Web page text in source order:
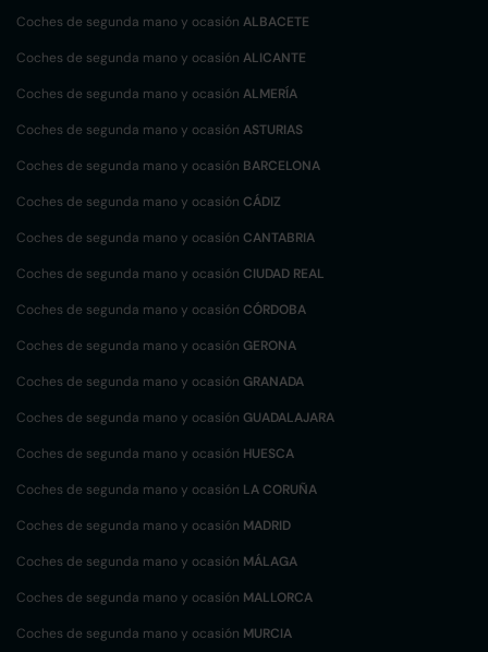
Coches de segunda mano y ocasión ALBACETE
Coches de segunda mano y ocasión ALICANTE
Coches de segunda mano y ocasión ALMERÍA
Coches de segunda mano y ocasión ASTURIAS
Coches de segunda mano y ocasión BARCELONA
Coches de segunda mano y ocasión CÁDIZ
Coches de segunda mano y ocasión CANTABRIA
Coches de segunda mano y ocasión CIUDAD REAL
Coches de segunda mano y ocasión CÓRDOBA
Coches de segunda mano y ocasión GERONA
Coches de segunda mano y ocasión GRANADA
Coches de segunda mano y ocasión GUADALAJARA
Coches de segunda mano y ocasión HUESCA
Coches de segunda mano y ocasión LA CORUÑA
Coches de segunda mano y ocasión MADRID
Coches de segunda mano y ocasión MÁLAGA
Coches de segunda mano y ocasión MALLORCA
Coches de segunda mano y ocasión MURCIA